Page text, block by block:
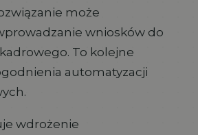
może
wniosków do
To kolejne
automatyzacji
wdrożenie